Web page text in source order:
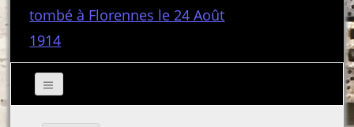
tombé à Florennes le 24 Août
1914